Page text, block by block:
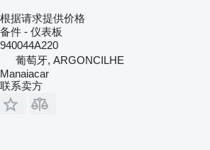
根据请求提供价格
备件 - 仪表板
940044A220
葡萄牙, ARGONCILHE
Manaiacar
联系卖方